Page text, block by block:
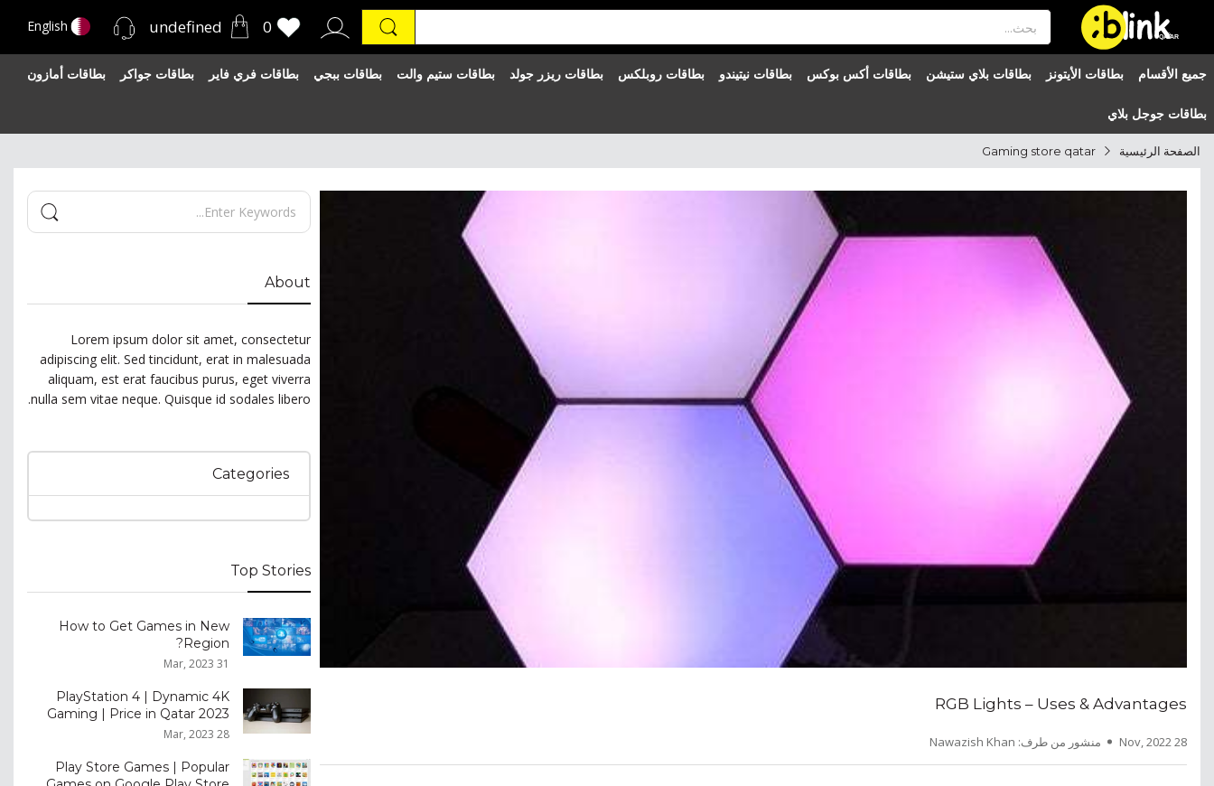
®
QATAR
0
undefined
English
جميع الأقسام بطاقات الأيتونز بطاقات بلاي ستيشن بطاقات أكس بوكس بطاقات نيتيندو بطاقات روبلكس بطاقات ريزر جولد بطاقات ستيم والت بطاقات ببجي بطاقات فري فاير بطاقات جواكر بطاقات أمازون
بطاقات جوجل بلاي
الصفحة الرئيسية Gaming store qatar
RGB Lights – Uses & Advantages
28 Nov, 2022 منشور من طرف: Nawazish Khan
About
Lorem ipsum dolor sit amet, consectetur
adipiscing elit. Sed tincidunt, erat in malesuada
aliquam, est erat faucibus purus, eget viverra
nulla sem vitae neque. Quisque id sodales libero.
Categories
Top Stories
How to Get Games in New
Region?
31 Mar, 2023
PlayStation 4 | Dynamic 4K
Gaming | Price in Qatar 2023
28 Mar, 2023
Play Store Games | Popular